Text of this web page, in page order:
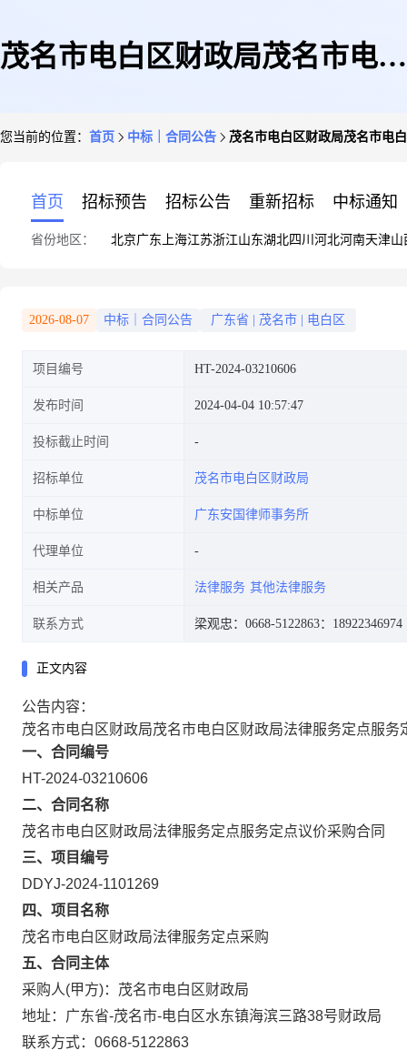
茂名市电白区财政局茂名市电白
您当前的位置： 首页 中标｜合同公告 茂名市电白区财政局茂名市电
首页 招标预告 招标公告 重新招标 中标通知
省份地区： 北京广东 上海江苏浙江山东湖北四川 河北河南天津山
2026-08-07 中标｜合同公告 广东省 茂名市 电白区
项目编号 HT-2024-03210606
发布时间 2024-04-04 10:57:47
投标截止时间
招标单位 茂名市电白区财政局
中标单位 广东安国律师事务所
代理单位
相关产品 法律服务 其他法律服务
联系方式 梁观忠：0668-5122863：18922346974
正文内容
公告内容：
茂名市电白区财政局茂名市电白区财政局法律服务定点服务
一、合同编号
HT-2024-03210606
二、合同名称
茂名市电白区财政局法律服务定点服务定点议价采购合同
三、项目编号
DDYJ-2024-1101269
四、项目名称
茂名市电白区财政局法律服务定点采购
五、合同主体
采购人(甲方)：茂名市电白区财政局
地址：广东省-茂名市-电白区水东镇海滨三路38号财政局
联系方式：0668-5122863